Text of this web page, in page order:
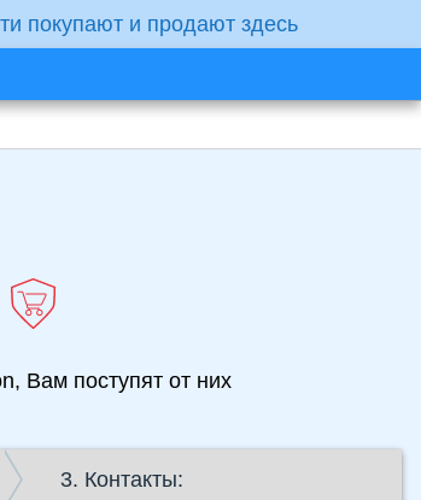
покупают и продают здесь
Вам поступят от них
3. Контакты: